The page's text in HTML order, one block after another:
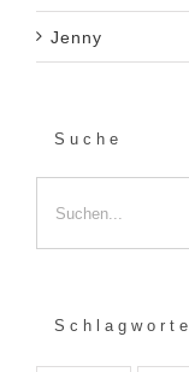
Jenny
Suche
nach:
Schlagworte